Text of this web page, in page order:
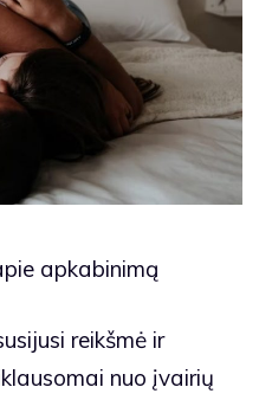
apkabinimą
reikšmė ir
nuo įvairių